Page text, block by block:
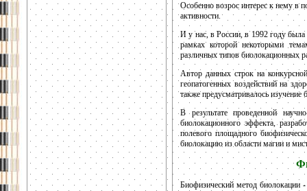
Особенно возрос интерес к нему в
активности.
И у нас, в России, в 1992 году была
рамках которой некоторыми
различных типов биолокационных
Автор данных строк на
геопатогенных воздействий на
также предусматривалось изучение
В результате проведенной
биолокационного эффекта,
полевого площадного
биолокацию из области магии и
Биофизический метод биолокации